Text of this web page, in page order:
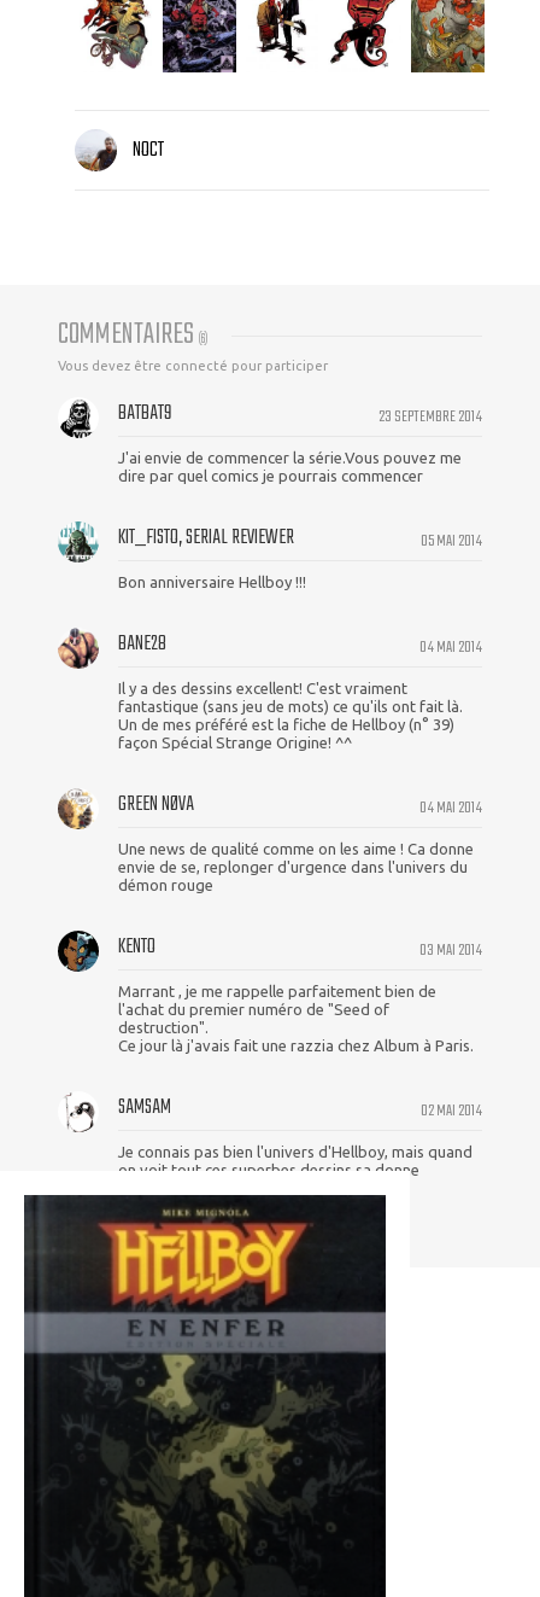
NOCT
COMMENTAIRES (6)
Vous devez être connecté pour participer
23 SEPTEMBRE 2014
BATBAT9
J'ai envie de commencer la série.Vous pouvez me
dire par quel comics je pourrais commencer
05 MAI 2014
KIT_FISTO, SERIAL REVIEWER
Bon anniversaire Hellboy !!!
04 MAI 2014
BANE28
Il y a des dessins excellent! C'est vraiment
fantastique (sans jeu de mots) ce qu'ils ont fait là.
Un de mes préféré est la fiche de Hellboy (n° 39)
façon Spécial Strange Origine! ^^
04 MAI 2014
GREEN NØVA
Une news de qualité comme on les aime ! Ca donne
envie de se, replonger d'urgence dans l'univers du
démon rouge
03 MAI 2014
KENTO
Marrant , je me rappelle parfaitement bien de
l'achat du premier numéro de "Seed of
destruction".
Ce jour là j'avais fait une razzia chez Album à Paris.
02 MAI 2014
SAMSAM
Je connais pas bien l'univers d'Hellboy, mais quand
on voit tout ces superbes dessins sa donne